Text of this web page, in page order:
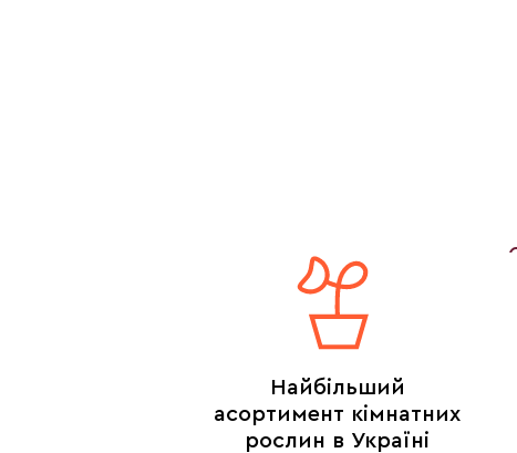
Найбільший
асортимент кімнатних
рослин в Україні